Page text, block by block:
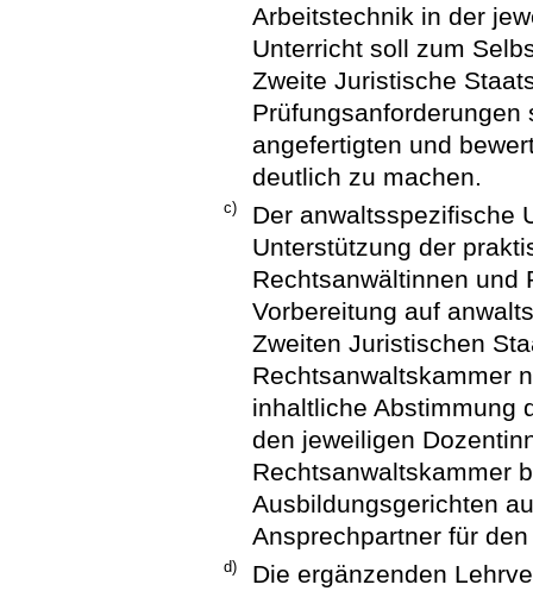
Arbeitstechnik in der
Unterricht soll zum
Zweite Juristische
angefertigten und
deutlich zu machen.
c)
Der anwaltsspezifische
Unterstützung der
Rechtsanwältinnen und
Vorbereitung auf
Zweiten Juristischen
Rechtsanwaltskammer
inhaltliche Abstimmung
den jeweiligen
Rechtsanwaltskammer
Ausbildungsgerichten
Ansprechpartner für
d)
Die ergänzenden